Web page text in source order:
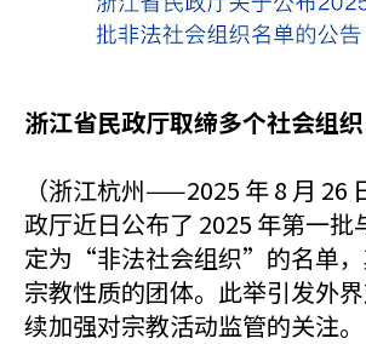
浙江省民政厅取缔多个社会组织
（浙江杭州——2025 年 8 月 26
政厅近日公布了 2025 年第一批
定为“非法社会组织”的名单，
宗教性质的团体。此举引发外
续加强对宗教活动监管的关注。